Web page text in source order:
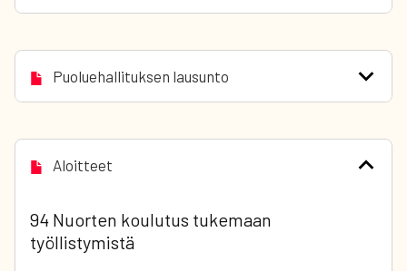
Puoluehallituksen lausunto
Aloitteet
94 Nuorten koulutus tukemaan
työllistymistä